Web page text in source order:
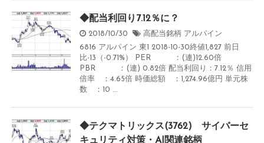
◆配当利回り7.12％に？
2018/10/30 高配当銘柄 アルパイン
6816 アルパイン 東1 2018-10-30終値1,827 前日
比-13（-0.71%） PER ：(連)12.60倍
PBR ：(連) 0.82倍 配当利回り：7.12％ 信用
倍率 ：4.65倍 時価総額 ：1,274.96億円 単元株
数 ：10 ...
◆テクマトリックス(3762) サイバーセ
キュリティ対策・AI関連銘柄